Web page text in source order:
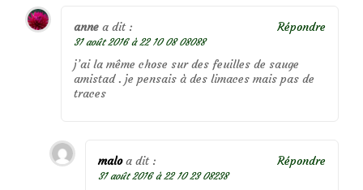
anne a dit :
31 août 2016 à 22 10 08 08088
j’ai la même chose sur des feuilles de sauge
amistad . je pensais à des limaces mais pas de
traces
Répondre
malo a dit :
31 août 2016 à 22 10 23 08238
Répondre